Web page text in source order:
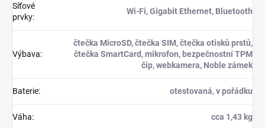
Síťové
prvky:
Wi-Fi, Gigabit Ethernet, Bluetooth
Výbava:
čtečka MicroSD, čtečka SIM, čtečka otisků prstů,
čtečka SmartCard, mikrofon, bezpečnostní TPM
čip, webkamera, Noble zámek
Baterie: otestovaná, v pořádku
Váha: cca 1,43 kg